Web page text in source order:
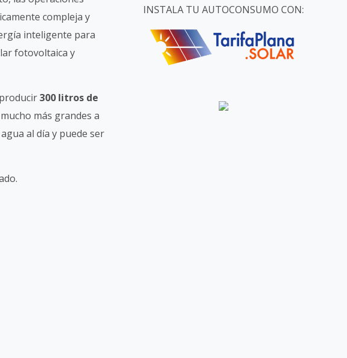
compleja y
inteligente para
fotovoltaica y
300 litros de
más grandes a
al día y puede ser
INSTALA TU AUTOCONSUMO CON: